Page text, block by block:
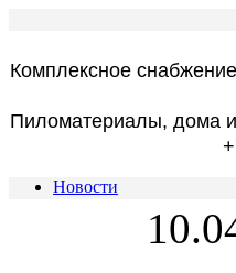
Комплексное
Пиломатериалы, дома
Новости